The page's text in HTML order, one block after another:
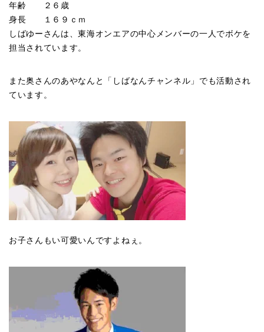
年齢 ２６歳
身長 １６９ｃｍ
しばゆーさんは、東海オンエアの中心メンバーの一人でボケを
担当されています。
また奥さんのあやなんと「しばなんチャンネル」でも活動され
ています。
お子さんもい可愛いんですよねぇ。